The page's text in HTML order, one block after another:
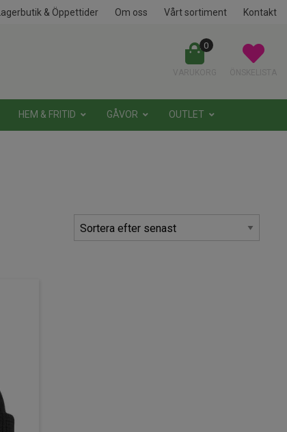
Lagerbutik & Öppettider Om oss Vårt sortiment Kontakt
0
HEM & FRITID GÅVOR OUTLET